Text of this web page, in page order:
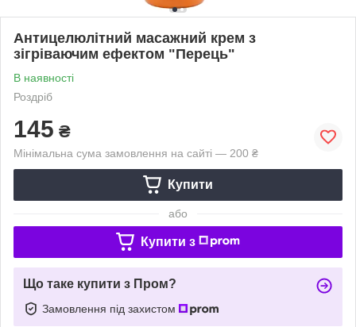
Антицелюлітний масажний крем з
зігріваючим ефектом "Перець"
В наявності
Роздріб
145 ₴
Мінімальна сума замовлення на сайті — 200 ₴
Купити
або
Купити з
Що таке купити з Пром?
Замовлення під захистом